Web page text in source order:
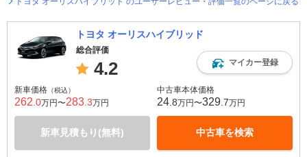
トヨタ オーリスハイブリッド
総合評価
4.2 マイカー登録
新車価格 （税込）
262 .0万円〜283 .3万円
新車見積もり(無料)
中古車本体価格
24 .8万円〜329 .7万円
中古車を検索